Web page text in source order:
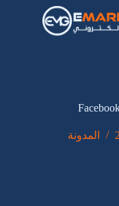
المدونة